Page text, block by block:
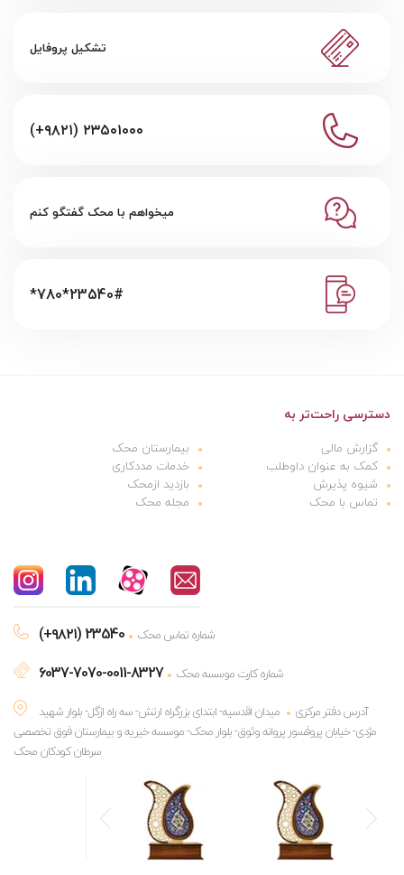
تشکیل پروفایل
(+۹۸۲۱) ۲۳۵۰۱۰۰۰
میخواهم با محک گفتگو کنم
*780*23540#
دسترسی راحت‌تر به
گزارش مالی
بیمارستان محک
کمک به عنوان داوطلب
خدمات مددکاری
شیوه پذیرش
بازدید ازمحک
تماس با محک
مجله محک
(+۹۸۲۱) 23540 شماره تماس محک
6037-7070-0011-8327
شماره کارت موسسه محک
آدرس دفتر مرکزی
میدان اقدسیه- ابتدای بزرگراه ارتش- سه راه ازگل- بلوار شهید
مژدی- خیابان پروفسور پروانه وثوق- بلوار محک- موسسه خیریه و بیمارستان فوق تخصصی
سرطان کودکان محک